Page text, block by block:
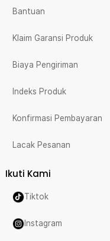
Bantuan
Klaim Garansi Produk
Biaya Pengiriman
Indeks Produk
Konfirmasi Pembayaran
Lacak Pesanan
Ikuti Kami
Tiktok
Instagram